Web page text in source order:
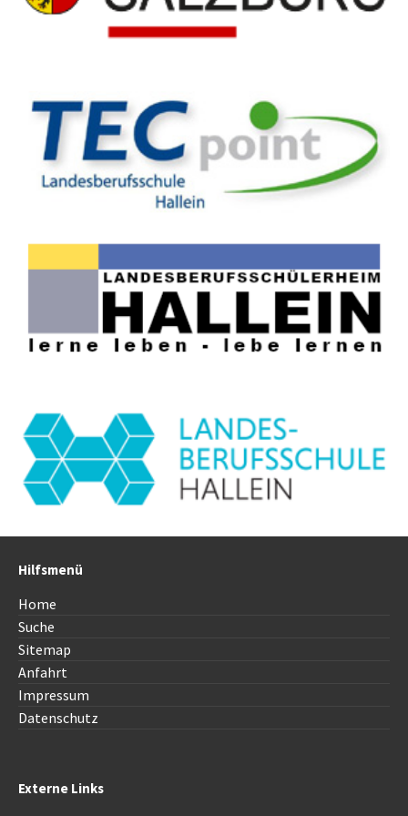
Hilfsmenü
Home
Suche
Sitemap
Anfahrt
Impressum
Datenschutz
Externe Links